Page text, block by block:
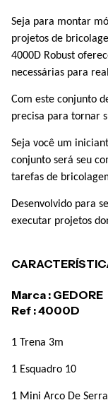
Seja para montar
projetos de
4000D Robust
necessárias para
Com este conjunto
precisa para tornar
Seja você um
conjunto será seu
tarefas de
Desenvolvido para
executar projetos
Marca : GEDORE
Ref :4000D
1 Trena 3m
1 Esquadro 10
1 Mini Arco De